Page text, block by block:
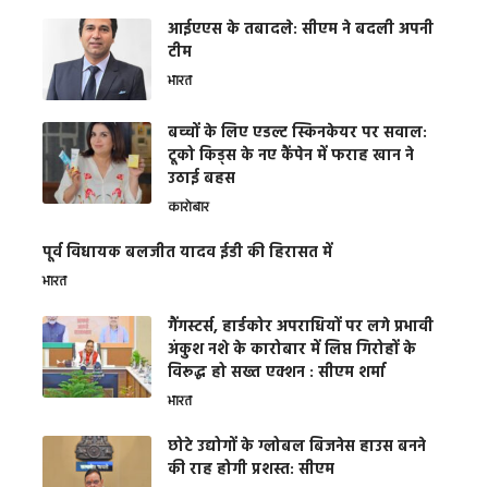
आईएएस के तबादले: सीएम ने बदली अपनी
टीम
भारत
बच्चों के लिए एडल्ट स्किनकेयर पर सवाल:
टूको किड्स के नए कैंपेन में फराह खान ने
उठाई बहस
कारोबार
पूर्व विधायक बलजीत यादव ईडी की हिरासत में
भारत
गैंगस्टर्स, हार्डकोर अपराधियों पर लगे प्रभावी
अंकुश नशे के कारोबार में लिप्त गिरोहों के
विरूद्ध हो सख्त एक्शन : सीएम शर्मा
भारत
छोटे उद्योगों के ग्लोबल बिजनेस हाउस बनने
की राह होगी प्रशस्त: सीएम